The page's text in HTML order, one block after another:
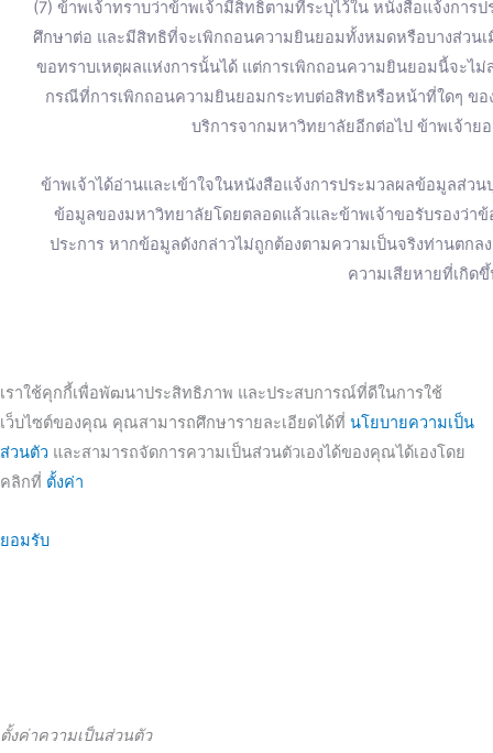
(7) ข้าพเจ้าทราบว่าข้าพเจ้ามีสิทธิตามที่ระบุไว้ใน หนังสือแจ้งกา
ศึกษาต่อ และมีสิทธิที่จะเพิกถอนความยินยอมทั้งหมดหรือบางส่วน
ขอทราบเหตุผลแห่งการนั้นได้ แต่การเพิกถอนความยินยอมนี้จะไ
กรณีที่การเพิกถอนความยินยอมกระทบต่อสิทธิหรือหน้าที่ใดๆ ขอ
บริการจากมหาวิทยาลัยอีกต่อไป ข้าพเจ้า
ข้าพเจ้าได้อ่านและเข้าใจในหนังสือแจ้งการประมวลผลข้อมูลส่
ข้อมูลของมหาวิทยาลัยโดยตลอดแล้วและข้าพเจ้าขอรับรองว่า
ประการ หากข้อมูลดังกล่าวไม่ถูกต้องตามความเป็นจริงท่านตก
ความเสียหายที่เกิด
เราใช้คุกกี้เพื่อพัฒนาประสิทธิภาพ และประสบการณ์ที่ดีในการใช้
เว็บไซต์ของคุณ คุณสามารถศึกษารายละเอียดได้ที่ นโยบายความเป็น
ส่วนตัว และสามารถจัดการความเป็นส่วนตัวเองได้ของคุณได้เองโดย
คลิกที่ ตั้งค่า
ยอมรับ
ตั้งค่าความเป็นส่วนตัว